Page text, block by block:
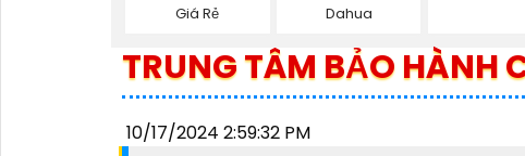
Giá Rẻ
Dahua
TRUNG TÂM BẢO HÀNH
10/17/2024 2:59:32 PM